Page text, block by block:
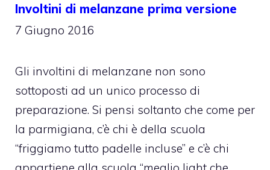
Involtini di melanzane prima versione
7 Giugno 2016
Gli involtini di melanzane non sono
sottoposti ad un unico processo di
preparazione. Si pensi soltanto che come per
la parmigiana, c’è chi è della scuola
“friggiamo tutto padelle incluse” e c’è chi